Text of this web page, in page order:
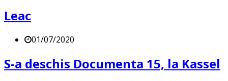
Leac
01/07/2020
S-a deschis Documenta 15, la Kassel